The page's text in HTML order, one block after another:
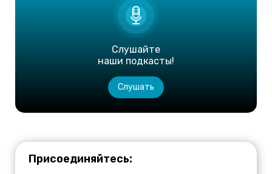
Слушайте
наши подкасты!
Слушать
Присоединяйтесь: